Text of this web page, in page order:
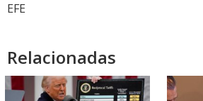
EFE
Relacionadas